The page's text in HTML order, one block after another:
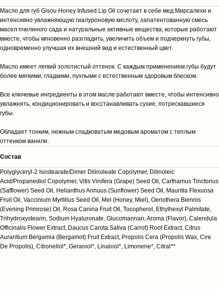
Масло для губ Gisou Honey Infused Lip Oil сочетает в себе мед Мирсалехи и
интенсивно увлажняющую гиалуроновую кислоту, запатентованную смесь
масел пчелиного сада и натуральные активные вещества, которые работают
вместе, чтобы мгновенно разгладить, увеличить объем и подчеркнуть губы,
одновременно улучшая их внешний вид и естественный цвет.
Масло имеет легкий золотистый оттенок. С каждым применением губы будут
более мягкими, гладкими, пухлыми с естественным здоровым блеском.
Все ключевые ингредиенты в этом масле работают вместе, чтобы интенсивно
увлажнять, кондиционировать и восстанавливать сухие, потрескавшиеся
губы.
Обладает тонким, нежным сладковатым медовым ароматом с теплым
оттенком ванили.
Состав
Polyglyceryl-2 Isostearate/Dimer Dilinoleate Copolymer, Dilinoleic
Acid/Propanediol Copolymer, Vitis Vinifera (Grape) Seed Oil, Carthamus Tinctorius
(Safflower) Seed Oil, Helianthus Annuus (Sunflower) Seed Oil, Mauritia Flexuosa
Fruit Oil, Vaccinium Myrtillus Seed Oil, Mel (Honey, Miel), Oenothera Biennis
(Evening Primrose) Oil, Rosa Canina Fruit Oil, Tocopherol, Ethylhexyl Palmitate,
Trihydroxystearin, Sodium Hyaluronate, Glucomannan, Aroma (Flavor), Calendula
Officinalis Flower Extract, Daucus Carota Sativa (Carrot) Root Extract, Citrus
Aurantium Bergamia (Bergamot) Fruit Extract, Propolis Cera (Propolis Wax, Cire
De Propolis), Citronellol*, Geraniol*, Linalool*, Limonene*, Citral**